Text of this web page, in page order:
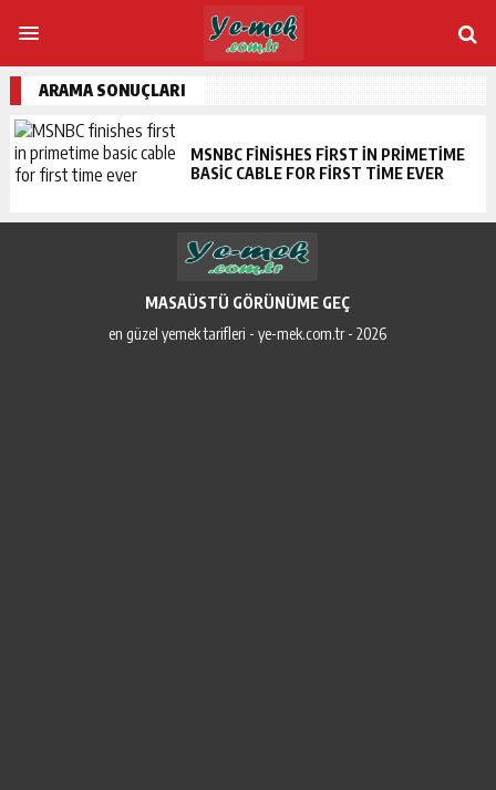
ARAMA SONUÇLARI
MSNBC FINISHES FIRST IN PRIMETIME
BASIC CABLE FOR FIRST TIME EVER
MASAÜSTÜ GÖRÜNÜME GEÇ
en güzel yemek tarifleri - ye-mek.com.tr - 2026